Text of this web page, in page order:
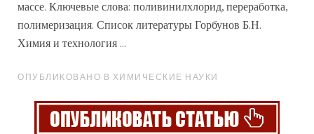
массе. Ключевые слова: поливинилхлорид, переработка,
полимеризация. Список литературы Горбунов Б.Н.
Химия и технология ...
ОПУБЛИКОВАНО В ХИМИЧЕСКИЕ НАУКИ